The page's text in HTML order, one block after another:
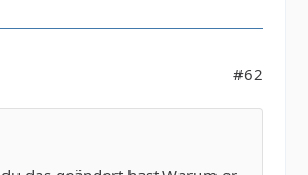
#62